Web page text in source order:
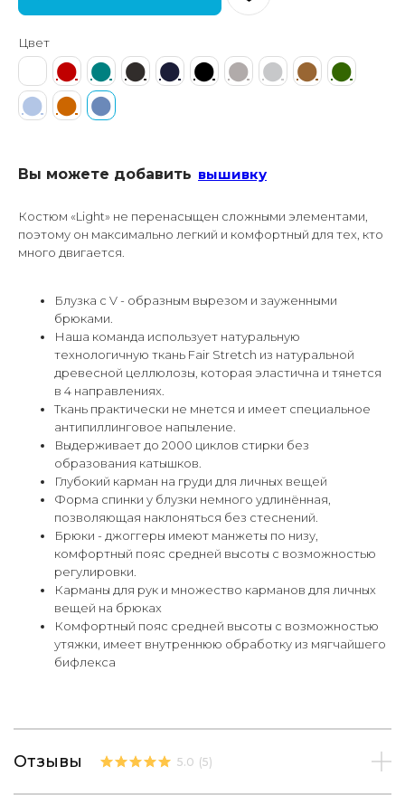
Цвет
⬤ ⬤ ⬤ ⬤ ⬤ ⬤ ⬤ ⬤
⬤
⬤
⬤ ⬤
Вы можете добавить вышивку
Костюм «Light» не перенасыщен сложными элементами,
поэтому он максимально легкий и комфортный для тех, кто
много двигается.
Блузка с V - образным вырезом и зауженными
брюками.
Наша команда использует натуральную
технологичную ткань Fair Stretch из натуральной
древесной целлюлозы, которая эластична и тянется
в 4 направлениях.
Ткань практически не мнется и имеет специальное
антипиллинговое напыление.
Выдерживает до 2000 циклов стирки без
образования катышков.
Глубокий карман на груди для личных вещей
Форма спинки у блузки немного удлинённая,
позволяющая наклоняться без стеснений.
Брюки - джоггеры имеют манжеты по низу,
комфортный пояс средней высоты с возможностью
регулировки.
Карманы для рук и множество карманов для личных
вещей на брюках
Комфортный пояс средней высоты с возможностью
утяжки, имеет внутреннюю обработку из мягчайшего
бифлекса
Отзывы 5.0 (5)